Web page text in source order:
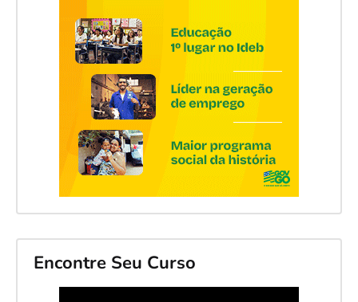
Encontre Seu Curso